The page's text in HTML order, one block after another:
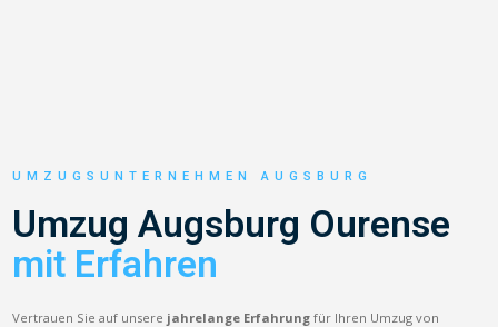
UMZUGSUNTERNEHMEN AUGSBURG
Umzug Augsburg Ourense
mit Erfahren
Vertrauen Sie auf unsere jahrelange Erfahrung für Ihren Umzug von